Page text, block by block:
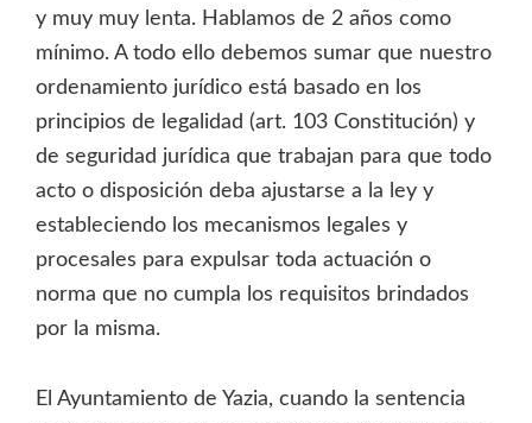
y muy muy lenta. Hablamos de 2 años como
mínimo. A todo ello debemos sumar que nuestro
ordenamiento jurídico está basado en los
principios de legalidad (art. 103 Constitución) y
de seguridad jurídica que trabajan para que todo
acto o disposición deba ajustarse a la ley y
estableciendo los mecanismos legales y
procesales para expulsar toda actuación o
norma que no cumpla los requisitos brindados
por la misma.
El Ayuntamiento de Yazia, cuando la sentencia